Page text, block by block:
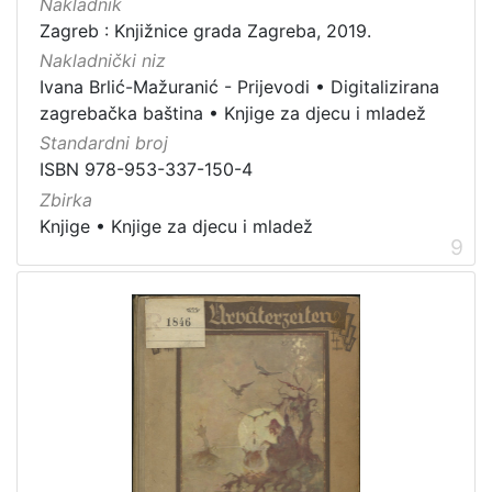
Nakladnik
Zagreb : Knjižnice grada Zagreba, 2019.
Nakladnički niz
Ivana Brlić-Mažuranić - Prijevodi • Digitalizirana
zagrebačka baština • Knjige za djecu i mladež
Standardni broj
ISBN 978-953-337-150-4
Zbirka
Knjige • Knjige za djecu i mladež
9